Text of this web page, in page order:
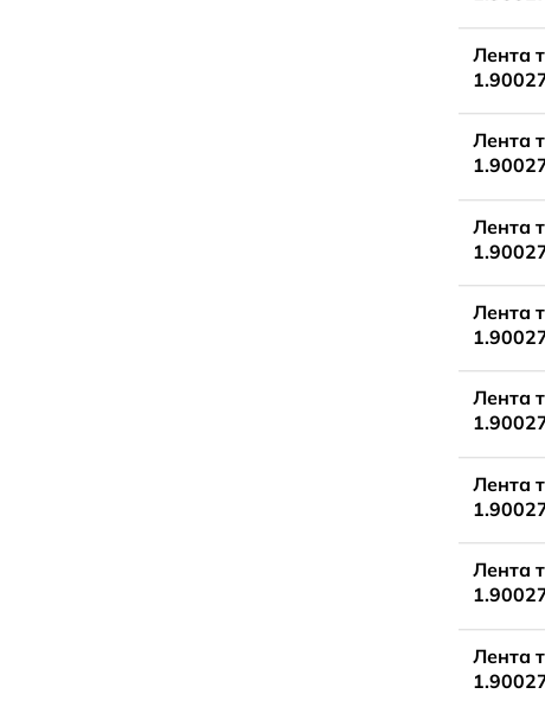
Лента
Лента
Лента
Лента
Лента
Лента
Лента
Лента